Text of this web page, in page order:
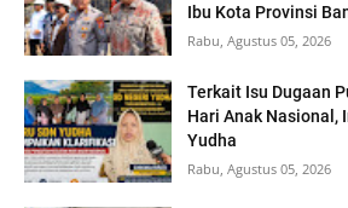
Ibu Kota Provinsi
Rabu, Agustus 05, 2026
Terkait Isu Dugaan
Hari Anak Nasional,
Yudha
Rabu, Agustus 05, 2026